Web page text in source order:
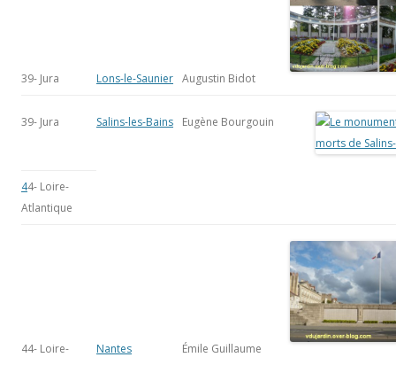
39- Jura Lons-le-Saunier Augustin Bidot
39- Jura Salins-les-Bains Eugène Bourgouin
44- Loire-
Atlantique
44- Loire-
Nantes Émile Guillaume